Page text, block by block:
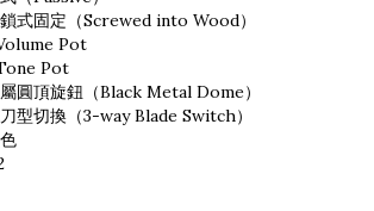
鎖式固定（Screwed into Wood）
Pot
Pot
屬圓頂旋鈕（Black Metal Dome）
刀型切換（3-way Blade Switch）